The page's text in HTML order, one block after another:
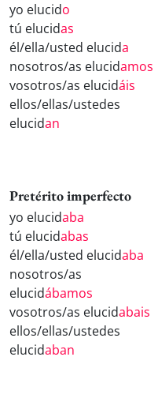
yo elucido
tú elucidas
él/ella/usted elucida
nosotros/as elucidamos
vosotros/as elucidáis
ellos/ellas/ustedes
elucidan
Pretérito imperfecto
yo elucidaba
tú elucidabas
él/ella/usted elucidaba
nosotros/as
elucidábamos
vosotros/as elucidabais
ellos/ellas/ustedes
elucidaban